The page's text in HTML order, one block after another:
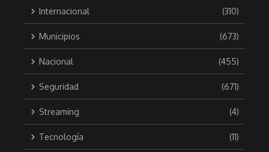
Internacional (310)
Municipios (673)
Nacional (455)
Seguridad (671)
Streaming (4)
Tecnología (11)